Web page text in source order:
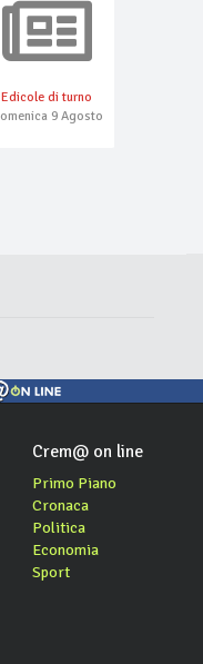
Edicole di turno
9 Agosto
Crem@ on line
Primo Piano
Cronaca
Politica
Economia
Sport